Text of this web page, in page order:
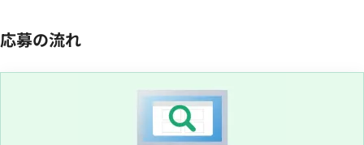
応募の流れ